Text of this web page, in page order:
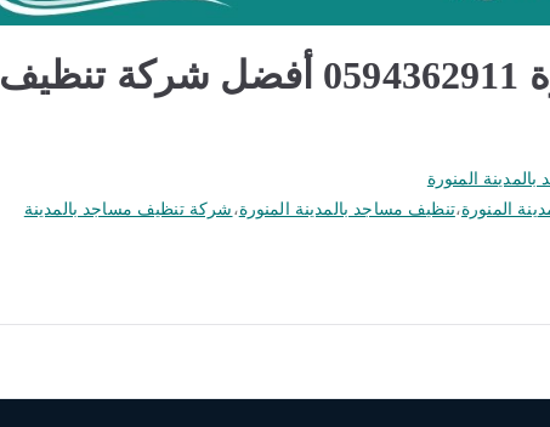
تنظيف مساجد بالمدينة المنورة 0594362911 أفضل شركة تنظيف
المنورة
المنورة،تنظيف مساجد بالمدينة المنورة، شركة تنظيف مساجد بالمدينة